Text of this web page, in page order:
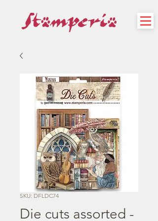
SKU: DFLDC74
Die cuts assorted -